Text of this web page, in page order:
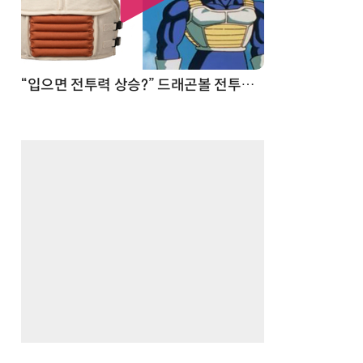
“입으면 전투력 상승?” 드래곤볼 전투복 닮은 중량조끼